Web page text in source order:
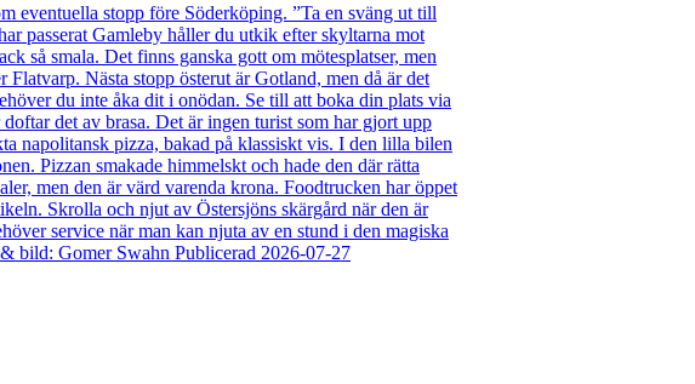
eventuella stopp före Söderköping. ”Ta en sväng ut till
passerat Gamleby håller du utkik efter skyltarna mot
så smala. Det finns ganska gott om mötesplatser, men
Nästa stopp österut är Gotland, men då är det
du inte åka dit i onödan. Se till att boka din plats via
det av brasa. Det är ingen turist som har gjort upp
napolitansk pizza, bakad på klassiskt vis. I den lilla bilen
Pizzan smakade himmelskt och hade den där rätta
men den är värd varenda krona. Foodtrucken har öppet
Skrolla och njut av Östersjöns skärgård när den är
service när man kan njuta av en stund i den magiska
bild: Gomer Swahn Publicerad 2026-07-27